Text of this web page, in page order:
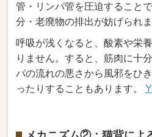
管・リンパ管を圧迫すること
分・老廃物の排出が妨げられま
呼吸が浅くなると、酸素や栄
りません。すると、筋肉に十
パの流れの悪さから風邪をひ
ったりすることもあります。